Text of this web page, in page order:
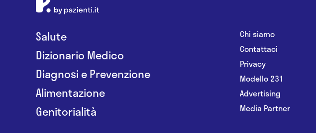
Salute
Dizionario Medico
Diagnosi e Prevenzione
Alimentazione
Genitorialità
Chi siamo
Contattaci
Privacy
Modello 231
Advertising
Media Partner